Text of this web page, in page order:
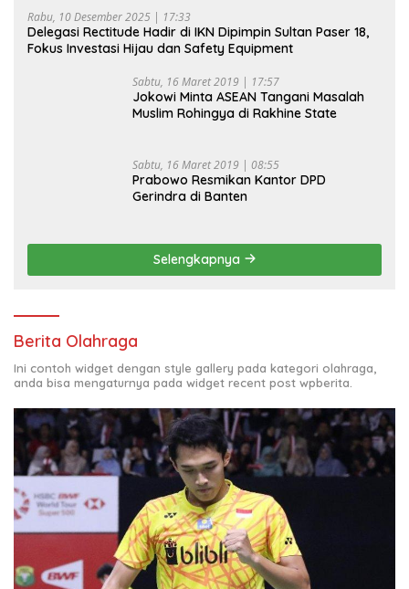
Rabu, 10 Desember 2025 | 17:33
Delegasi Rectitude Hadir di IKN Dipimpin Sultan Paser 18,
Fokus Investasi Hijau dan Safety Equipment
Sabtu, 16 Maret 2019 | 17:57
Jokowi Minta ASEAN Tangani Masalah
Muslim Rohingya di Rakhine State
Sabtu, 16 Maret 2019 | 08:55
Prabowo Resmikan Kantor DPD
Gerindra di Banten
Selengkapnya
Berita Olahraga
Ini contoh widget dengan style gallery pada kategori olahraga,
anda bisa mengaturnya pada widget recent post wpberita.